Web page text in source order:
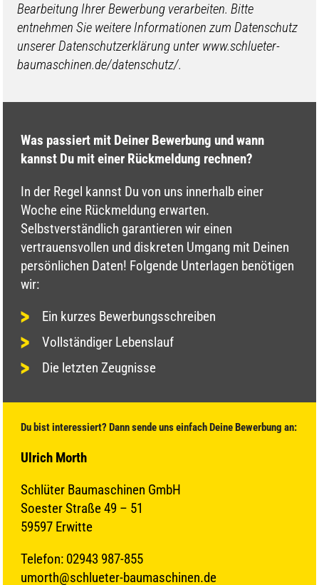
Bearbeitung Ihrer Bewerbung verarbeiten. Bitte
entnehmen Sie weitere Informationen zum Datenschutz
unserer Datenschutzerklärung unter www.schlueter-
baumaschinen.de/datenschutz/.
Was passiert mit Deiner Bewerbung und wann
kannst Du mit einer Rückmeldung rechnen?
In der Regel kannst Du von uns innerhalb einer
Woche eine Rückmeldung erwarten.
Selbstverständlich garantieren wir einen
vertrauensvollen und diskreten Umgang mit Deinen
persönlichen Daten! Folgende Unterlagen benötigen
wir:
Ein kurzes Bewerbungsschreiben
Vollständiger Lebenslauf
Die letzten Zeugnisse
Du bist interessiert? Dann sende uns einfach Deine Bewerbung an:
Ulrich Morth
Schlüter Baumaschinen GmbH
Soester Straße 49 – 51
59597 Erwitte
Telefon: 02943 987-855
umorth@schlueter-baumaschinen.de